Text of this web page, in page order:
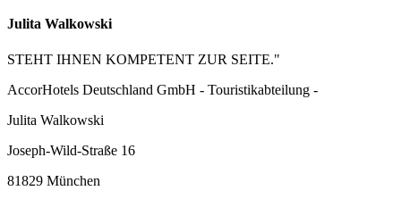
Julita Walkowski
STEHT IHNEN KOMPETENT ZUR SEITE."
AccorHotels Deutschland GmbH - Touristikabteilung -
Julita Walkowski
Joseph-Wild-Straße 16
81829 München